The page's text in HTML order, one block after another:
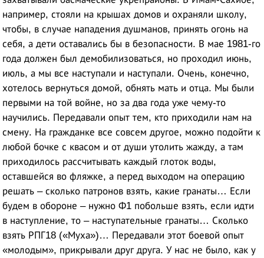
например, стояли на крышах домов и охраняли школу,
чтобы, в случае нападения душманов, принять огонь на
себя, а дети оставались бы в безопасности. В мае 1981-го
года должен был демобилизоваться, но проходил июнь,
июль, а мы все наступали и наступали. Очень, конечно,
хотелось вернуться домой, обнять мать и отца. Мы были
первыми на той войне, но за два года уже чему-то
научились. Передавали опыт тем, кто приходили нам на
смену. На гражданке все совсем другое, можно подойти к
любой бочке с квасом и от души утолить жажду, а там
приходилось рассчитывать каждый глоток воды,
оставшейся во фляжке, а перед выходом на операцию
решать – сколько патронов взять, какие гранаты… Если
будем в обороне – нужно Ф1 побольше взять, если идти
в наступление, то – наступательные гранаты… Сколько
взять РПГ18 («Муха»)… Передавали этот боевой опыт
«молодым», прикрывали друг друга. У нас не было, как у